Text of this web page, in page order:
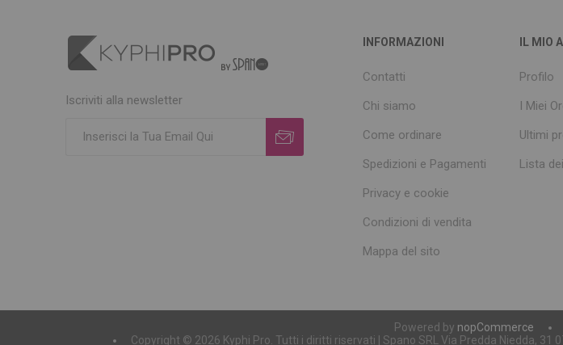
Iscriviti alla newsletter
INFORMAZIONI
Contatti
Chi siamo
Come ordinare
Spedizioni e Pagamenti
Privacy e cookie
Condizioni di vendita
Mappa del sito
IL MIO
Profilo
I Miei
Ultimi
Lista
Powered by nopCommerce
Copyright © 2026 Kyphi Pro. Tutti i diritti riservati | Spano SRL Via Predda Niedda,